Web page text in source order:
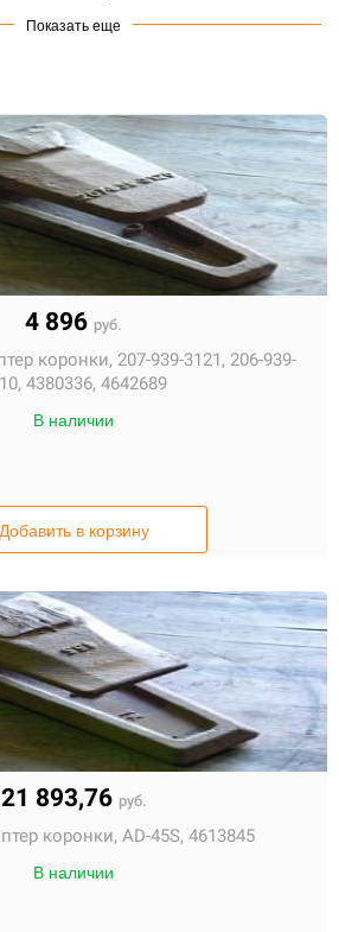
Показать еще
Пальцы коронок
4 896 руб.
коронки, 207-939-3121, 206-939-
4380336, 4642689
В наличии
Добавить в корзину
21 893,76 руб.
коронки, AD-45S, 4613845
В наличии